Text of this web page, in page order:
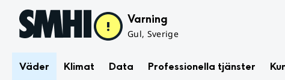
Hoppa till sidans innehåll Varning
Gul, Sverige
Väder Klimat Data Professionella tjänster